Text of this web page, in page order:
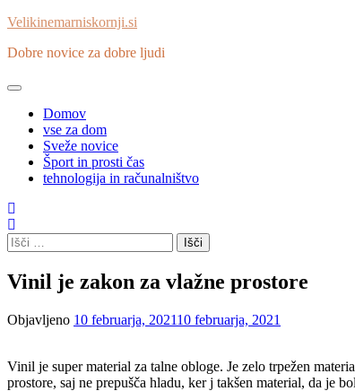
Skip
content
Velikinemarniskornji.si
Dobre novice za dobre ljudi
Domov
vse za dom
Sveže novice
Šport in prosti čas
tehnologija in računalništvo
Išči:
Vinil je zakon za vlažne prostore
Objavljeno 10 februarja, 202110 februarja, 2021
Vinil je super material za talne obloge. Je zelo trpežen
prostore, saj ne prepušča hladu, ker j takšen material, da je